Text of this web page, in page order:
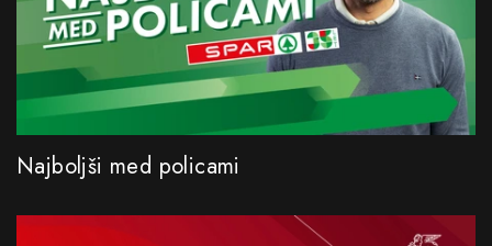
Najboljši med policami